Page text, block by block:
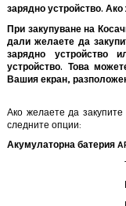
зарядно устройство.
При закупуване на
дали желаете да
зарядно устройство
устройство. Това
Вашия екран,
Ако желаете да
следните опции:
Акумулаторна батерия